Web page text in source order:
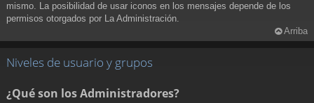
mismo. La posibilidad de usar iconos en los mensajes depende de los
permisos otorgados por La Administración.
Arriba
Niveles de usuario y grupos
¿Qué son los Administradores?